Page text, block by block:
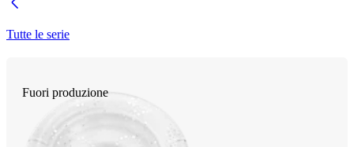
Tutte le serie
Fuori produzione